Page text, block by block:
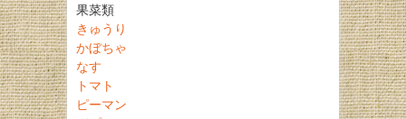
果菜類
きゅうり
かぼちゃ
なす
トマト
ピーマン